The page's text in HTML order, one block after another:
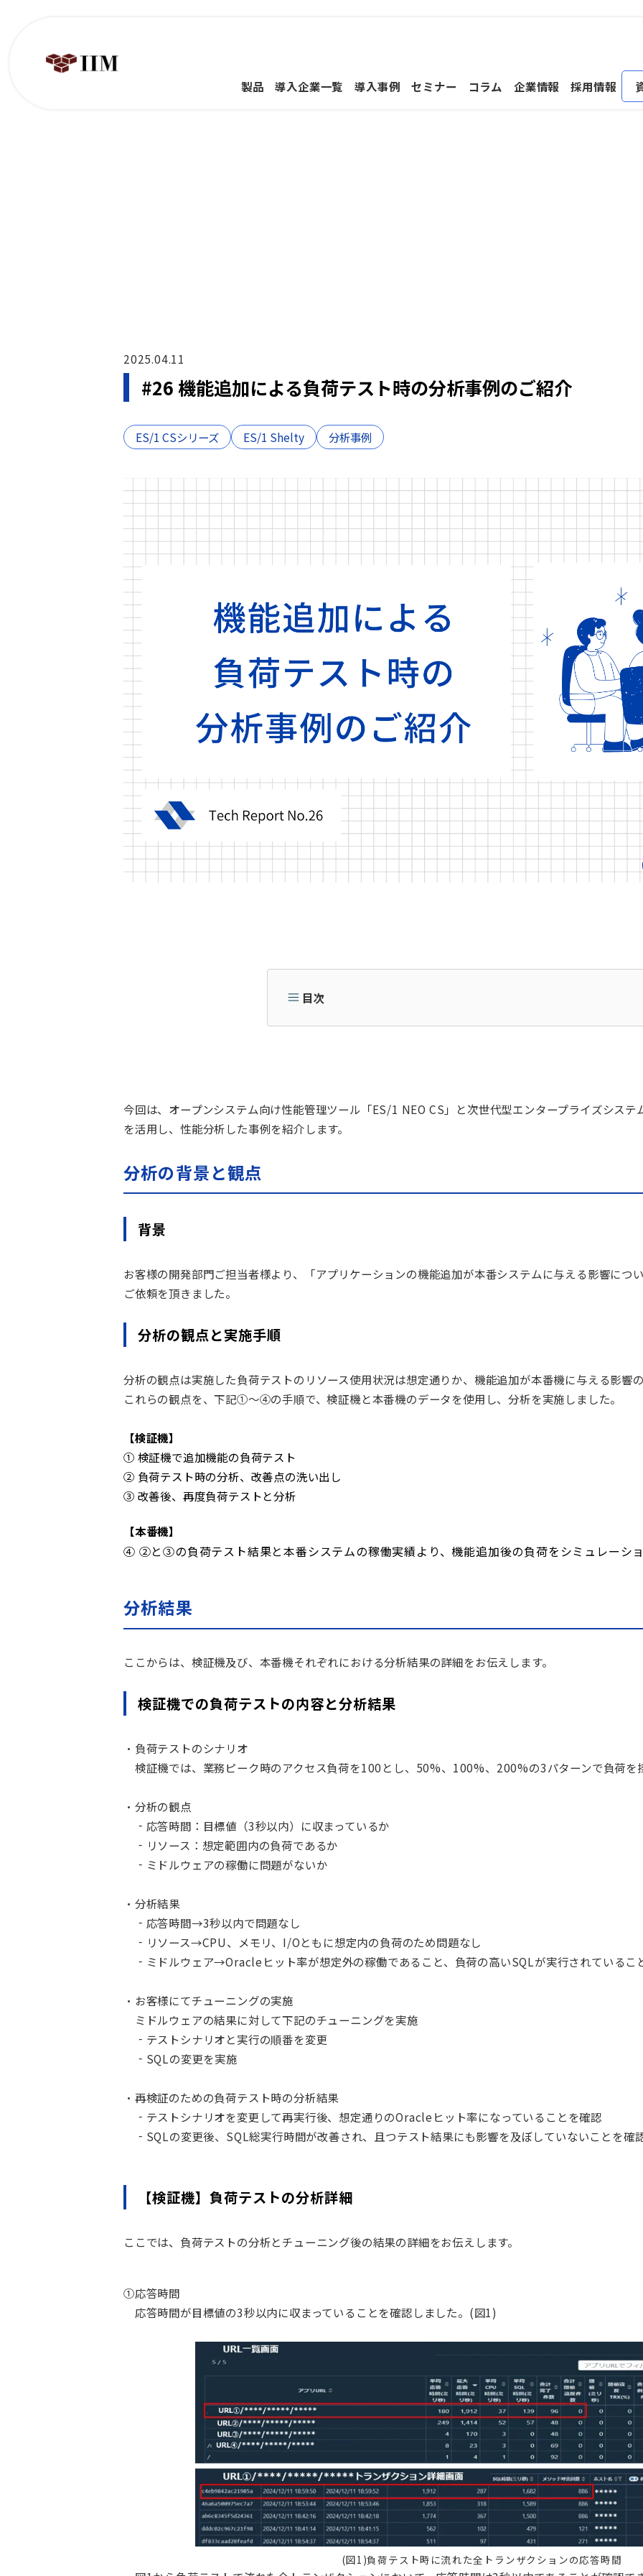
製品 導入企業一覧 導入事例 セミナー コラム 企業情報 採用情報
2025.04.11
#26 機能追加による負荷テスト時の分析事例のご紹介
ES/1 CSシリーズ ES/1 Shelty 分析事例
目次
今回は、 オープンシステム向け性能管理ツール 「ES/1 NEO CS 」と次世代型エンタープライズシステ
を活用し、 性能分析した事例を紹介します。
分析の背景と観点
背景
お客様の開発部門ご担当者様より、「アプリケーションの機能追加が本番システムに与える影響につ
ご依頼を頂きました。
分析の観点と実施手順
分析の観点は実施した負荷テストのリソース使用状況は想定通りか、機能追加が本番機に与える影響の
これらの観点を、下記①～④の手順で、検証機と本番機のデータを使用し、分析を実施しました。
【検証機】
① 検証機で追加機能の負荷テスト
② 負荷テスト時の分析、改善点の洗い出し
③ 改善後、再度負荷テストと分析
【本番機】
④ ②と③の負荷テスト結果と本番システムの稼働実績より、機能追加後の負荷をシミュレーシ
分析結果
ここからは、検証機及び、本番機それぞれにおける分析結果の詳細をお伝えします。
検証機での負荷テストの内容と分析結果
・負荷テストのシナリオ
検証機では、業務ピーク時のアクセス負荷を100 とし、 50%、 100%、 200%の3パターンで負荷を
・分析の観点
‐ 応答時間：目標値（3秒以内）に収まっているか
‐ リソース：想定範囲内の負荷であるか
‐ ミドルウェアの稼働に問題がないか
・分析結果
‐ 応答時間→3秒以内で問題なし
‐リソース→CPU、メモリ、I/Oともに想定内の負荷のため問題なし
‐ ミドルウェア→Oracle ヒット率が想定外の稼働であること、負荷の高いSQLが実行されているこ
・お客様にてチューニングの実施
ミドルウェアの結果に対して下記のチューニングを実施
‐テストシナリオと実行の順番を変更
‐SQLの変更を実施
・ 再検証のための負荷テスト時の分析結果
‐テストシナリオを変更して再実行後、想定通りのOracleヒット率になっていることを確認
‐ SQLの変更後、 SQL総実行時間が改善され、且つテスト結果にも影響を及ぼしていないことを確
【検証機】負荷テストの分析詳細
ここでは、負荷テストの分析とチューニング後の結果の詳細をお伝えします。
①応答時間
応答時間が目標値の3秒以内に収まっていることを確認しました。(図1)
(図1)負荷テスト時に流れた全トランザクションの応答時間